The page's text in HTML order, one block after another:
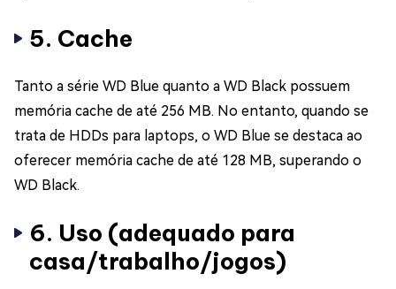
5. Cache
Tanto a série WD Blue quanto a WD Black possuem
memória cache de até 256 MB. No entanto, quando se
trata de HDDs para laptops, o WD Blue se destaca ao
oferecer memória cache de até 128 MB, superando o
WD Black.
6. Uso (adequado para
casa/trabalho/jogos)